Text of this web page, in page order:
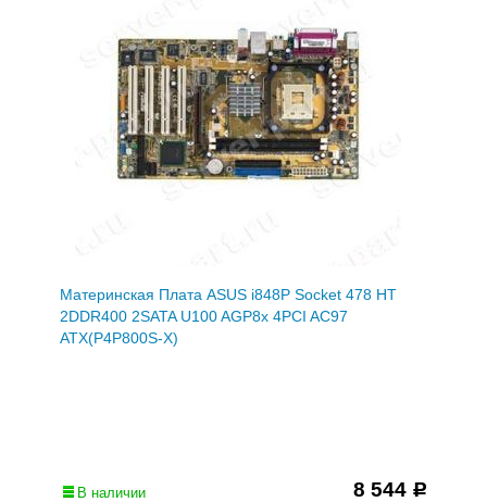
Материнская Плата ASUS i848P Socket 478 HT
2DDR400 2SATA U100 AGP8x 4PCI AC97
ATX(P4P800S-X)
В наличии 8 544 Р